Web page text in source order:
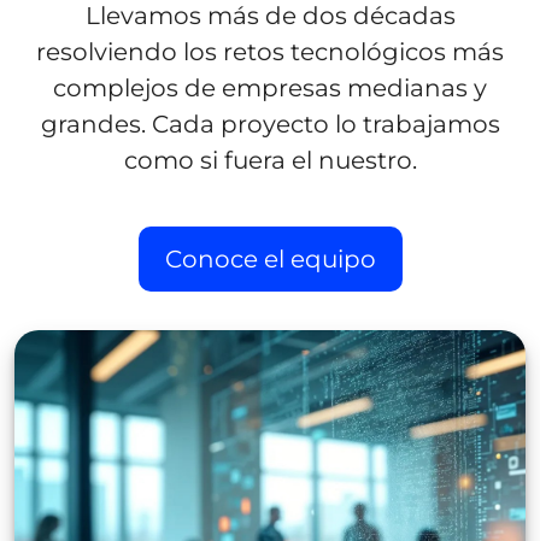
Llevamos más de dos décadas
resolviendo los retos tecnológicos más
complejos de empresas medianas y
grandes. Cada proyecto lo trabajamos
como si fuera el nuestro.
Conoce el equipo